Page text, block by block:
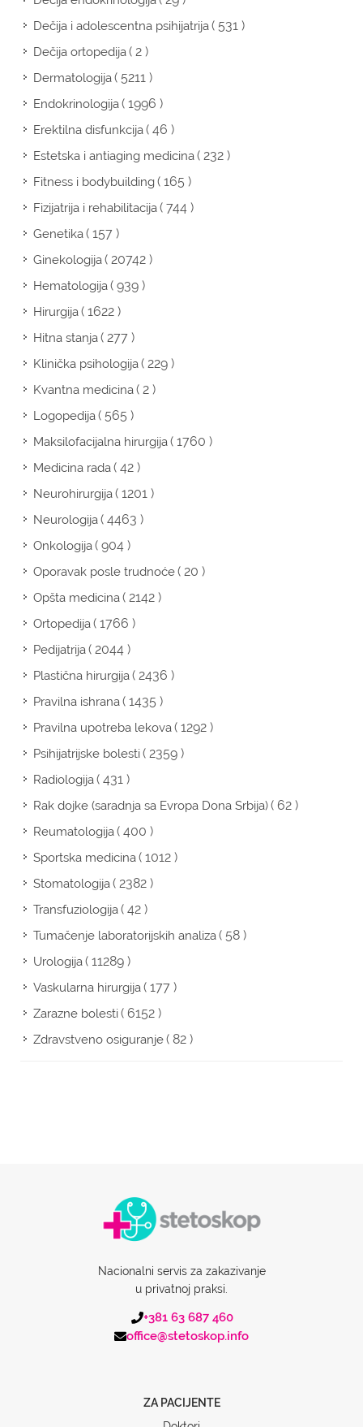
Dečija i adolescentna psihijatrija( 531 )
Dečija ortopedija( 2 )
Dermatologija( 5211 )
Endokrinologija( 1996 )
Erektilna disfunkcija( 46 )
Estetska i antiaging medicina( 232 )
Fitness i bodybuilding( 165 )
Fizijatrija i rehabilitacija( 744 )
Genetika( 157 )
Ginekologija( 20742 )
Hematologija( 939 )
Hirurgija( 1622 )
Hitna stanja( 277 )
Klinička psihologija( 229 )
Kvantna medicina( 2 )
Logopedija( 565 )
Maksilofacijalna hirurgija( 1760 )
Medicina rada( 42 )
Neurohirurgija( 1201 )
Neurologija( 4463 )
Onkologija( 904 )
Oporavak posle trudnoće( 20 )
Opšta medicina( 2142 )
Ortopedija( 1766 )
Pedijatrija( 2044 )
Plastična hirurgija( 2436 )
Pravilna ishrana( 1435 )
Pravilna upotreba lekova( 1292 )
Psihijatrijske bolesti( 2359 )
Radiologija( 431 )
Rak dojke (saradnja sa Evropa Dona Srbija)( 62 )
Reumatologija( 400 )
Sportska medicina( 1012 )
Stomatologija( 2382 )
Transfuziologija( 42 )
Tumačenje laboratorijskih analiza( 58 )
Urologija( 11289 )
Vaskularna hirurgija( 177 )
Zarazne bolesti( 6152 )
Zdravstveno osiguranje( 82 )
Nacionalni servis za zakazivanje
u privatnoj praksi.
+381 63 687 460
office@stetoskop.info
ZA PACIJENTE